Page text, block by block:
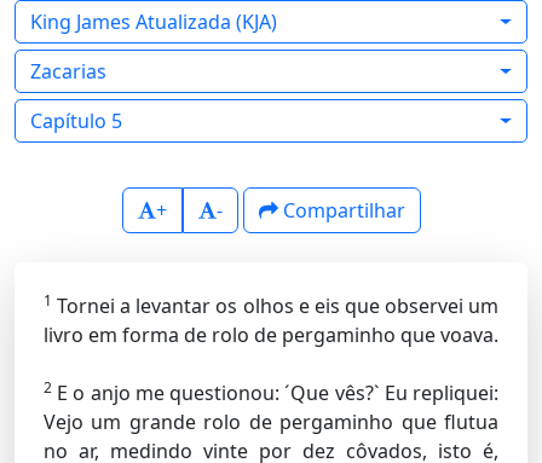
King James Atualizada (KJA)
Zacarias
Capítulo 5
+ - Compartilhar
1 Tornei a levantar os olhos e eis que observei um
livro em forma de rolo de pergaminho que voava.
2 E o anjo me questionou: ´Que vês?` Eu repliquei:
Vejo um grande rolo de pergaminho que flutua
no ar, medindo vinte por dez côvados, isto é,